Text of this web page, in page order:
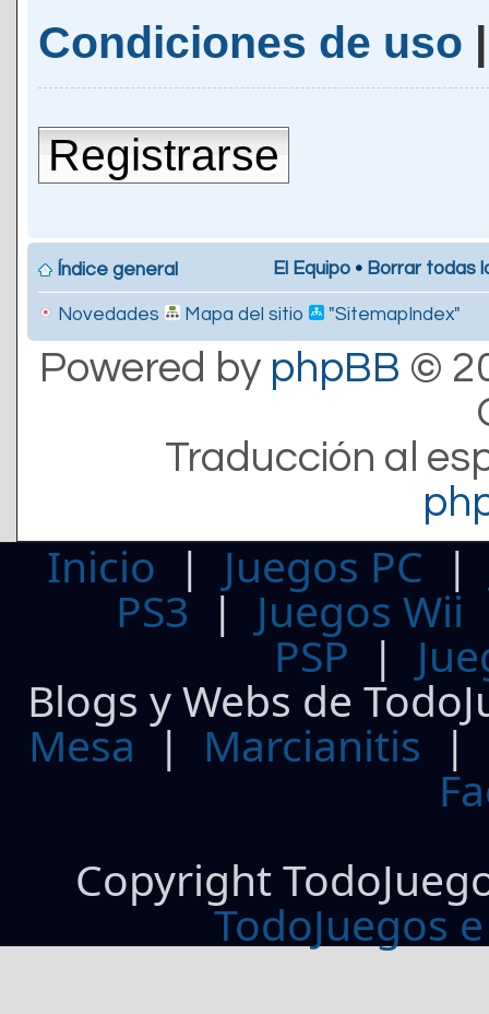
Condiciones de uso
Registrarse
Índice general El Equipo • Borrar todas
Novedades Mapa del sitio "SitemapIndex"
Powered by phpBB ©
Traducción al
Inicio | Juegos PC
PS3| Juegos Wii
PSP |
Blogs y Webs de
Mesa | Marcianitis |
Copyright
TodoJuegos